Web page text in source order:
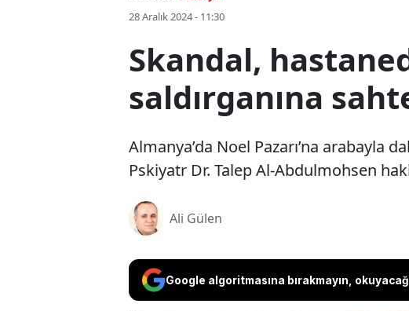
28 Aralık 2024 - 11:30
Skandal,
saldırganına
Almanya’da Noel Pazarı’na arabayla
Pskiyatr Dr. Talep Al-Abdulmohsen
Ali Gülen
Google algoritmasına bırakmayın,